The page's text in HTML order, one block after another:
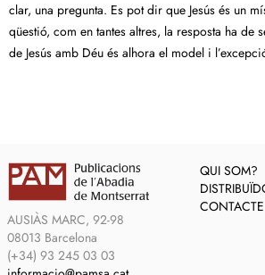
clar, una pregunta. Es pot dir que Jesús és un
qüestió, com en tantes altres, la resposta ha de
de Jesús amb Déu és alhora el model i
AUSIÀS MARC, 92-98
08013 Barcelona
(+34) 93 245 03 03
QUI SOM?
CONTACTE